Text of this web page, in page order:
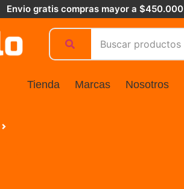
Envio gratis compras mayor a $450.000
Tienda Marcas Nosotros